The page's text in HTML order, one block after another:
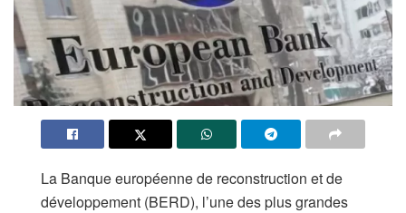
La Banque européenne de reconstruction et de
développement (BERD), l’une des plus grandes